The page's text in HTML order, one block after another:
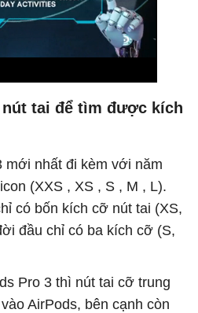
tai để tìm được kích
mới nhất đi kèm với năm
(XXS , XS , S , M , L).
có bốn kích cỡ nút tai (XS,
đầu chỉ có ba kích cỡ (S,
Pro 3 thì nút tai cỡ trung
AirPods, bên cạnh còn